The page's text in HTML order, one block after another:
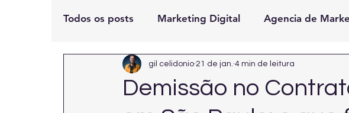
Todos os posts Marketing Digital Agencia de
Demissão no
gil celidonio 21 de jan. 4 min de leitura